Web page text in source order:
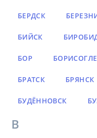
БЕРДСК
БИЙСК
БОР
БРАТСК БРЯНСК
БУДЁННОВСК
В